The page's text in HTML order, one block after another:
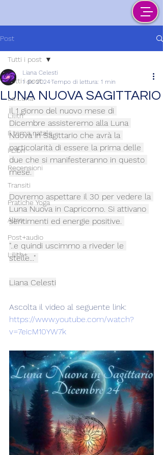
Post
Tutti i post
La Luna
Lilith
Il tema natale
I Libri
Recensioni
Transiti
Pratiche Yoga
Altro
Post+audio
Lilith+
Tutti i post
LUNA NUOVA SAGITTARIO
Liana Celesti
1 dic 2024Tempo di lettura: 1 min
Il 1 giorno del nuovo mese di
Dicembre assisteremo alla Luna
Nuova in Sagittario che avrà la
particolarità di essere la prima delle
due che si manifesteranno in questo
mese.
Dovremo aspettare il 30 per vedere la
Luna Nuova in Capricorno. Si attivano
sentimenti ed energie positive.
"..e quindi uscimmo a riveder le
stelle..."
Liana Celesti
Ascolta il video al seguente link:
https://www.youtube.com/watch?
v=7eicM10YW7k